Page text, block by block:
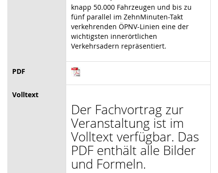
knapp 50.000 Fahrzeugen und bis zu
fünf parallel im ZehnMinuten-Takt
verkehrenden ÖPNV-Linien eine der
wichtigsten innerörtlichen
Verkehrsadern repräsentiert.
PDF
Volltext
Der Fachvortrag zur
Veranstaltung ist im
Volltext verfügbar. Das
PDF enthält alle Bilder
und Formeln.